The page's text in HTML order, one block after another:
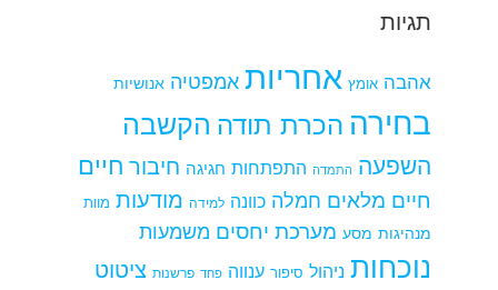
תגיות
אהבה אומץ אחריות אמפטיה אנושיות
בחירה הכרת תודה הקשבה
השפעה התמדה התפתחות חגיגה חיבור חיים
חיים מלאים חמלה כוונה למידה מודעות מוות
מנהיגות מסע מערכת יחסים משמעות
נוכחות ניהול סיפור ענווה פחד פרשנות ציטוט